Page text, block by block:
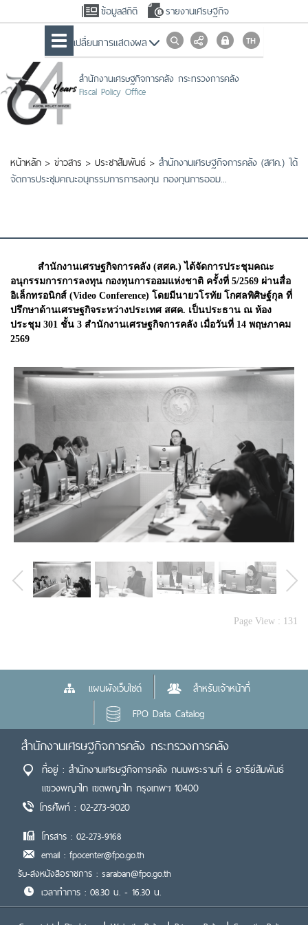
ข้อมูลสถิติ รายงานเศรษฐกิจ
เปลื่ยนการแสดงผล
สำนักงานเศรษฐกิจการคลัง กระทรวงการคลัง
Fiscal Policy Office
หน้าหลัก > ข่าวสาร > ประชาสัมพันธ์ > สำนักงานเศรษฐกิจการคลัง (สศค.) ได้
จัดการประชุมคณะอนุกรรมการการลงทุน กองทุนการออม...
สำนักงานเศรษฐกิจการคลัง (สศค.) ได้จัดการประชุมคณะ
อนุกรรมการการลงทุน กองทุนการออมแห่งชาติ ครั้งที่ 5/2569 ผ่านสื่อ
อิเล็กทรอนิกส์ (Video Conference) โดยมีนายวโรทัย โกศลพิศิษฐ์กุล ที่
ปรึกษาด้านเศรษฐกิจระหว่างประเทศ สศค. เป็นประธาน ณ ห้อง
ประชุม 301 ชั้น 3 สำนักงานเศรษฐกิจการคลัง เมื่อวันที่ 14 พฤษภาคม
2569
Page View : 131
แผนผังเว็บไซต์
สำหรับเจ้าหน้าที่
FPO Data Catalog
สำนักงานเศรษฐกิจการคลัง กระทรวงการคลัง
ที่อยู่ : สำนักงานเศรษฐกิจการคลัง ถนนพระรามที่ 6 อารีย์สัมพันธ์
แขวงพญาไท เขตพญาไท กรุงเทพฯ 10400
โทรศัพท์ : 02-273-9020
โทรสาร : 02-273-9168
email : fpocenter@fpo.go.th
รับ-ส่งหนังสือราชการ : saraban@fpo.go.th
เวลาทำการ : 08.30 น. - 16.30 น.